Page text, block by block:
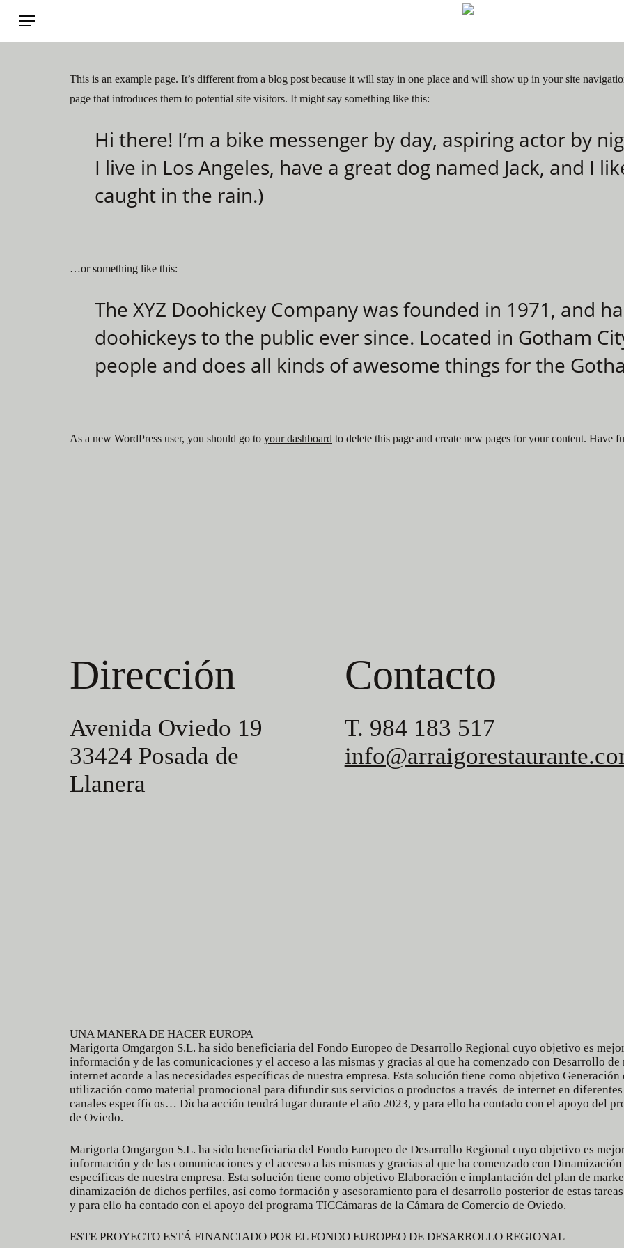
This is an example page. It’s different from a blog post because it will stay in one place and will show up in your site
page that introduces them to potential site visitors. It might say something like this:
Hi there! I’m a bike messenger by day, aspiring actor by
I live in Los Angeles, have a great dog named Jack, and I
caught in the rain.)
…or something like this:
The XYZ Doohickey Company was founded in 1971, and
doohickeys to the public ever since. Located in Gotham
people and does all kinds of awesome things for the
As a new WordPress user, you should go to your dashboard to delete this page and create new pages for your content. Have
Dirección
Avenida Oviedo 19
33424 Posada de
Llanera
Contacto
T. 984 183 517
UNA MANERA DE HACER EUROPA
Marigorta Omgargon S.L. ha sido beneficiaria del Fondo Europeo de Desarrollo Regional cuyo objetivo es
información y de las comunicaciones y el acceso a las mismas y gracias al que ha comenzado con Desarrollo
internet acorde a las necesidades específicas de nuestra empresa. Esta solución tiene como objetivo
utilización como material promocional para difundir sus servicios o productos a través de internet en
canales específicos… Dicha acción tendrá lugar durante el año 2023, y para ello ha contado con el apoyo del
de Oviedo.
Marigorta Omgargon S.L. ha sido beneficiaria del Fondo Europeo de Desarrollo Regional cuyo objetivo es
información y de las comunicaciones y el acceso a las mismas y gracias al que ha comenzado con
específicas de nuestra empresa. Esta solución tiene como objetivo Elaboración e implantación del plan de
dinamización de dichos perfiles, así como formación y asesoramiento para el desarrollo posterior de estas
y para ello ha contado con el apoyo del programa TICCámaras de la Cámara de Comercio de Oviedo.
ESTE PROYECTO ESTÁ FINANCIADO POR EL FONDO EUROPEO DE DESARROLLO REGIONAL